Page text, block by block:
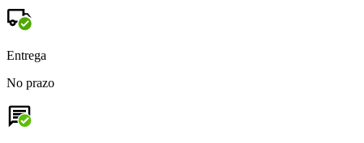
Entrega
No prazo